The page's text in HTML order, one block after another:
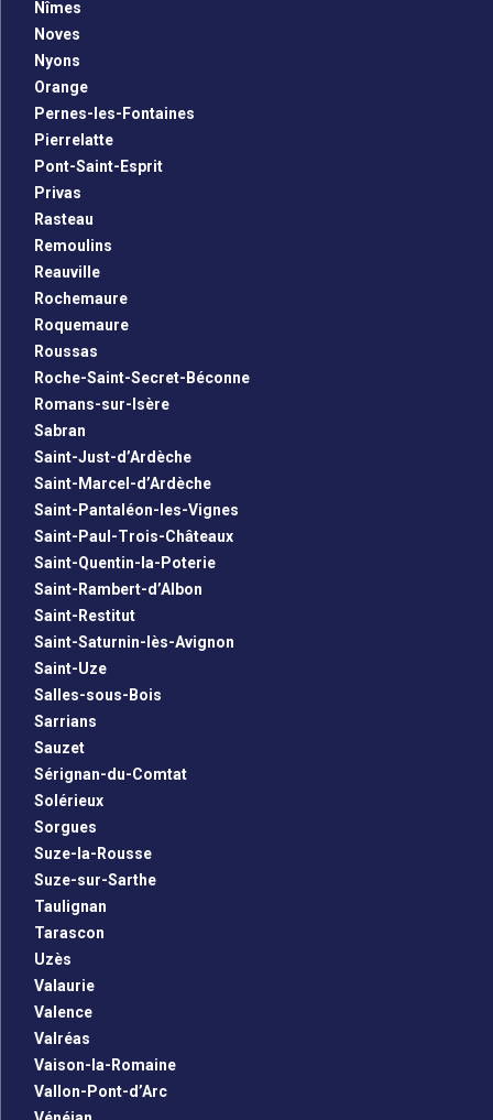
Nîmes
Noves
Nyons
Orange
Pernes-les-Fontaines
Pierrelatte
Pont-Saint-Esprit
Privas
Rasteau
Remoulins
Reauville
Rochemaure
Roquemaure
Roussas
Roche-Saint-Secret-Béconne
Romans-sur-Isère
Sabran
Saint-Just-d’Ardèche
Saint-Marcel-d’Ardèche
Saint-Pantaléon-les-Vignes
Saint-Paul-Trois-Châteaux
Saint-Quentin-la-Poterie
Saint-Rambert-d’Albon
Saint-Restitut
Saint-Saturnin-lès-Avignon
Saint-Uze
Salles-sous-Bois
Sarrians
Sauzet
Sérignan-du-Comtat
Solérieux
Sorgues
Suze-la-Rousse
Suze-sur-Sarthe
Taulignan
Tarascon
Uzès
Valaurie
Valence
Valréas
Vaison-la-Romaine
Vallon-Pont-d’Arc